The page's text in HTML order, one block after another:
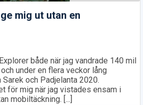
mig ut utan en
både när jag vandrade 140 mil
under en flera veckor lång
och Padjelanta 2020.
för mig när jag vistades ensam i
mobiltäckning. [...]